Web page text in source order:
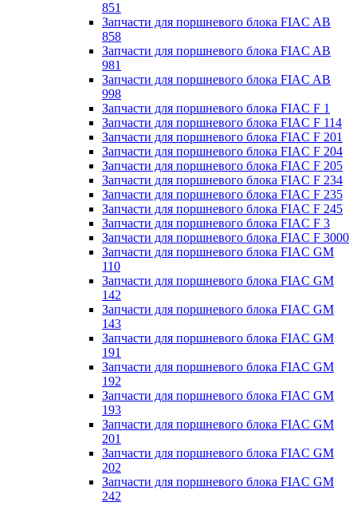
851
Запчасти для поршневого блока FIAC AB
858
Запчасти для поршневого блока FIAC AB
981
Запчасти для поршневого блока FIAC AB
998
Запчасти для поршневого блока FIAC F 1
Запчасти для поршневого блока FIAC F 114
Запчасти для поршневого блока FIAC F 201
Запчасти для поршневого блока FIAC F 204
Запчасти для поршневого блока FIAC F 205
Запчасти для поршневого блока FIAC F 234
Запчасти для поршневого блока FIAC F 235
Запчасти для поршневого блока FIAC F 245
Запчасти для поршневого блока FIAC F 3
Запчасти для поршневого блока FIAC F 3000
Запчасти для поршневого блока FIAC GM
110
Запчасти для поршневого блока FIAC GM
142
Запчасти для поршневого блока FIAC GM
143
Запчасти для поршневого блока FIAC GM
191
Запчасти для поршневого блока FIAC GM
192
Запчасти для поршневого блока FIAC GM
193
Запчасти для поршневого блока FIAC GM
201
Запчасти для поршневого блока FIAC GM
202
Запчасти для поршневого блока FIAC GM
242